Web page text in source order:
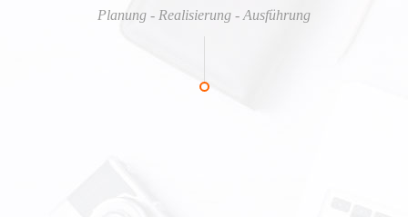
Planung - Realisierung - Ausführung